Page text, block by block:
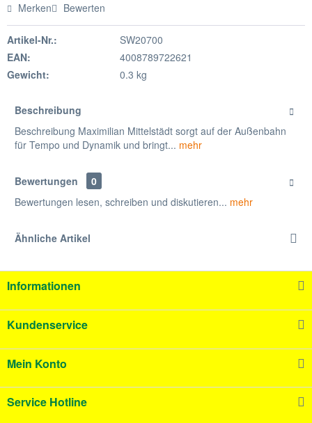
Merken Bewerten
Artikel-Nr.:
SW20700
EAN:
4008789722621
Gewicht:
0.3 kg
Beschreibung
Beschreibung Maximilian Mittelstädt sorgt auf der Außenbahn
für Tempo und Dynamik und bringt... mehr
Bewertungen
0
Bewertungen lesen, schreiben und diskutieren... mehr
Ähnliche Artikel
Informationen
Kundenservice
Mein Konto
Service Hotline